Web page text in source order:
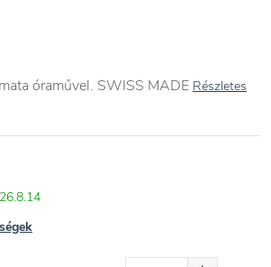
óraművel. SWISS MADE Részletes